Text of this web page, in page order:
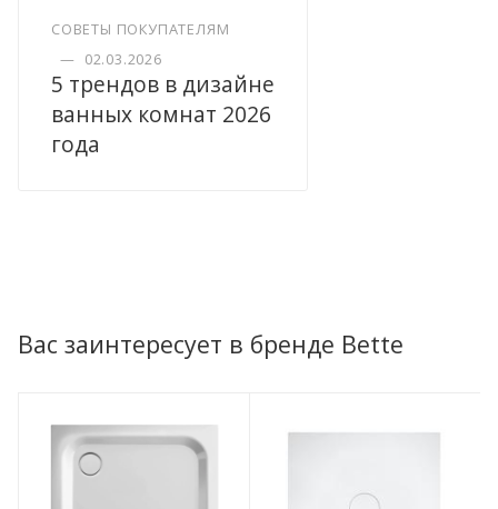
СОВЕТЫ ПОКУПАТЕЛЯМ
— 02.03.2026
5 трендов в дизайне
ванных комнат 2026
года
Вас заинтересует в бренде Bette